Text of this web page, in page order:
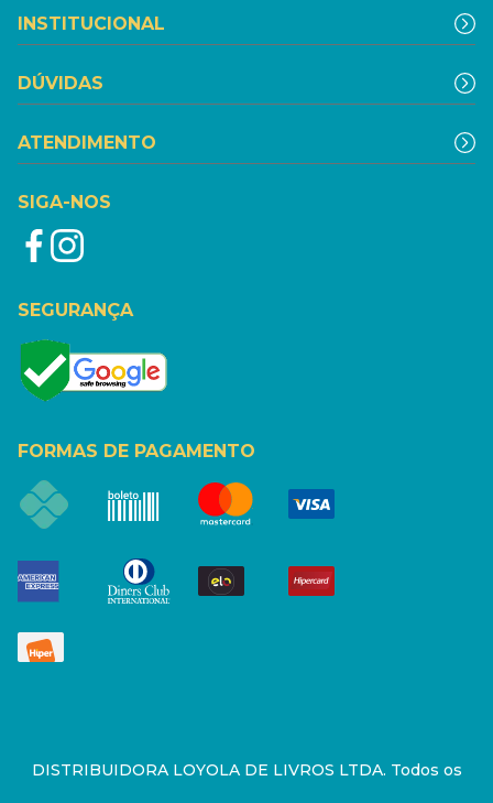
INSTITUCIONAL
DÚVIDAS
ATENDIMENTO
SIGA-NOS
SEGURANÇA
FORMAS DE PAGAMENTO
DISTRIBUIDORA LOYOLA DE LIVROS LTDA. Todos os